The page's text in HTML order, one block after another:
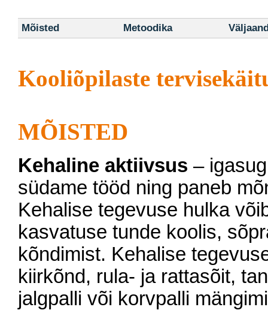
Mõisted Metoodika
Kooliõpilaste
MÕISTED
Kehaline aktiivsus –
südame tööd ning paneb
Kehalise tegevuse hulka
kasvatuse tunde koolis,
kõndimist. Kehalise
kiirkõnd, rula- ja rattasõit,
jalgpalli või korvpalli